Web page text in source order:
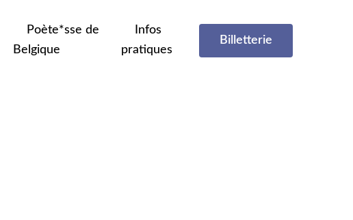
Poète*sse de
Belgique
Infos
pratiques
Billetterie